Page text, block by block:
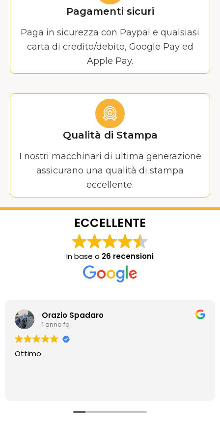
Pagamenti sicuri
Paga in sicurezza con Paypal e qualsiasi
carta di credito/debito, Google Pay ed
Apple Pay.
Qualità di Stampa
I nostri macchinari di ultima generazione
assicurano una qualità di stampa
eccellente.
ECCELLENTE
In base a 26 recensioni
Orazio Spadaro
1 anno fa
Ottimo